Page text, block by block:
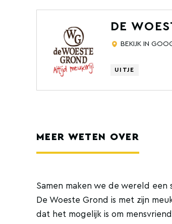
DE
BEKIJK IN
UITJE
MEER WETEN OVER
Samen maken we de wereld een
De Woeste Grond is met zijn
dat het mogelijk is om